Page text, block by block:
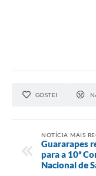
GOSTEI
NOTÍCIA MAIS
Guararapes
para a 10ª
Nacional de